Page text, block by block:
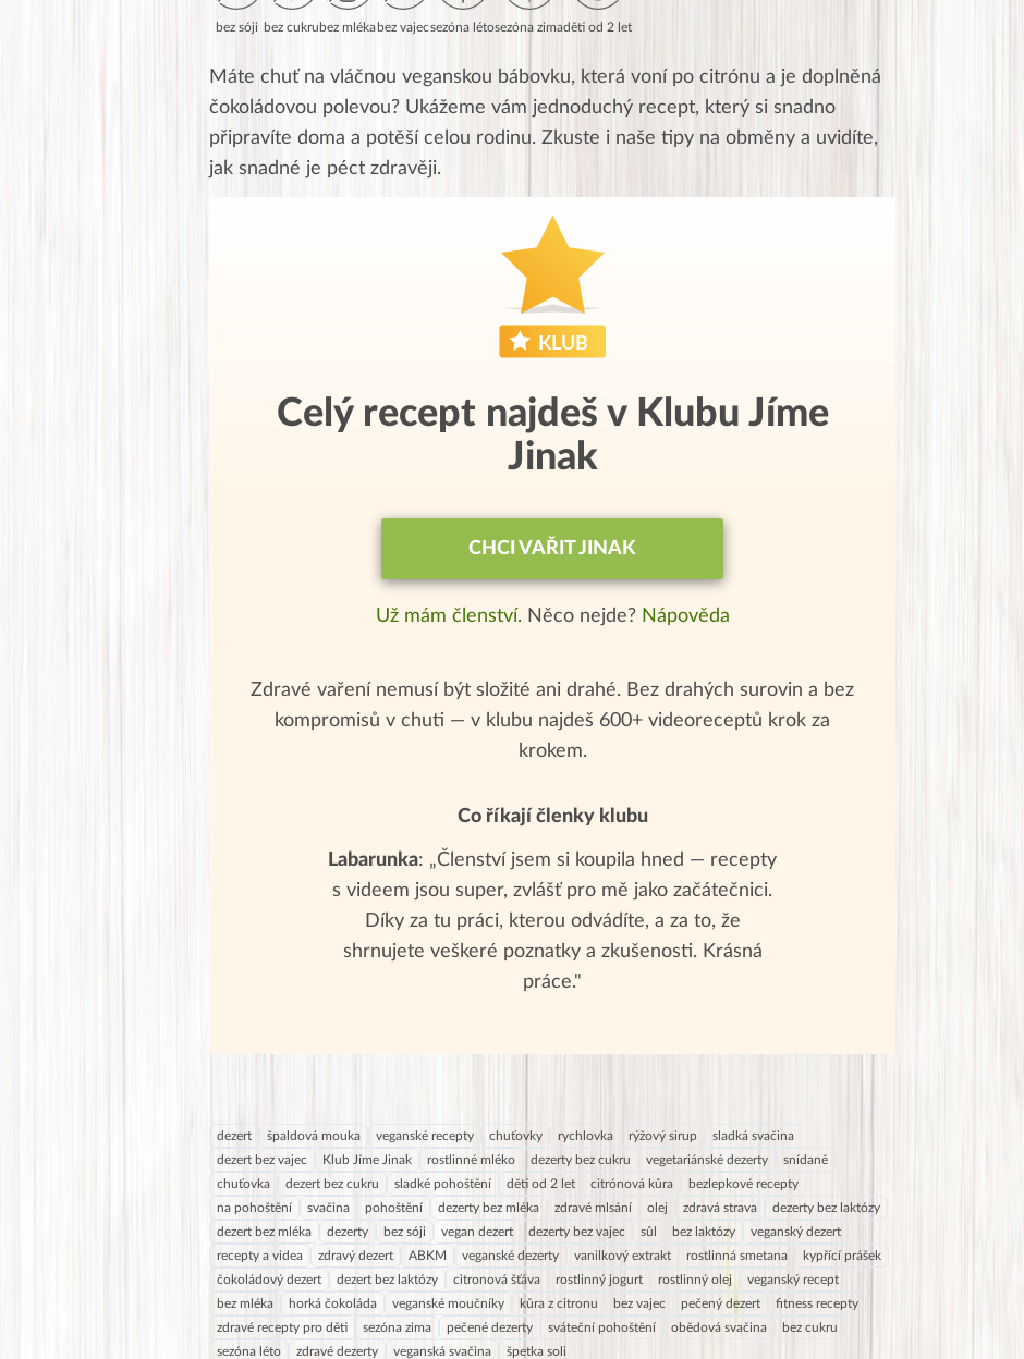
bez sóji bez cukrubez mlékabez vajecsezóna létosezóna zimaděti od 2 let
Máte chuť na vláčnou veganskou bábovku, která voní po citrónu a je doplněná
čokoládovou polevou? Ukážeme vám jednoduchý recept, který si snadno
připravíte doma a potěší celou rodinu. Zkuste i naše tipy na obměny a uvidíte,
jak snadné je péct zdravěji.
Celý recept najdeš v Klubu Jíme
Jinak
CHCI VAŘIT JINAK
Už mám členství. Něco nejde? Nápověda
Zdravé vaření nemusí být složité ani drahé. Bez drahých surovin a bez
kompromisů v chuti — v klubu najdeš 600+ videoreceptů krok za
krokem.
Co říkají členky klubu
Labarunka: „Členství jsem si koupila hned — recepty
s videem jsou super, zvlášť pro mě jako začátečnici.
Díky za tu práci, kterou odvádíte, a za to, že
shrnujete veškeré poznatky a zkušenosti. Krásná
práce."
dezert špaldová mouka veganské recepty chuťovky rychlovka rýžový sirup
sladká svačina
dezert bez vajec
Klub Jíme Jinak rostlinné mléko dezerty bez cukru vegetariánské dezerty
snídaně
chuťovka
dezert bez cukru sladké pohoštění děti od 2 let citrónová kůra
bezlepkové recepty
na pohoštění
svačina pohoštění dezerty bez mléka zdravé mlsání olej zdravá strava
dezerty bez laktózy
dezert bez mléka
dezerty bez sóji vegan dezert dezerty bez vajec sůl bez laktózy
veganský dezert
recepty a videa
zdravý dezert ABKM veganské dezerty vanilkový extrakt rostlinná smetana
kypřící prášek
čokoládový dezert
dezert bez laktózy citronová šťáva rostlinný jogurt rostlinný olej
veganský recept
bez mléka
horká čokoláda veganské moučníky kůra z citronu bez vajec pečený dezert
fitness recepty
zdravé recepty pro děti
sezóna zima pečené dezerty sváteční pohoštění obědová svačina
bez cukru
sezóna léto
zdravé dezerty veganská svačina špetka soli